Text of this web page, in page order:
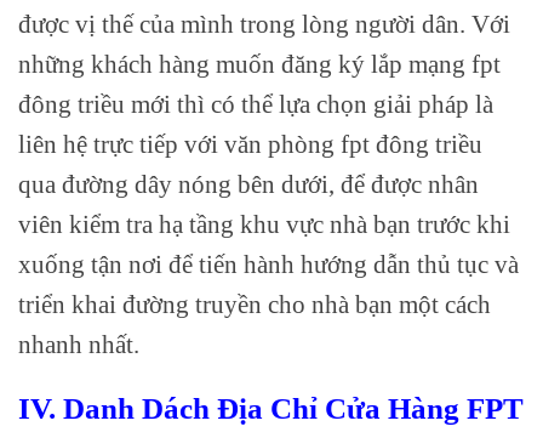
được vị thế của mình trong lòng người dân. Với
những khách hàng muốn đăng ký lắp mạng fpt
đông triều mới thì có thể lựa chọn giải pháp là
liên hệ trực tiếp với văn phòng fpt đông triều
qua đường dây nóng bên dưới, để được nhân
viên kiểm tra hạ tầng khu vực nhà bạn trước khi
xuống tận nơi để tiến hành hướng dẫn thủ tục và
triển khai đường truyền cho nhà bạn một cách
nhanh nhất.
IV. Danh Dách Địa Chỉ Cửa Hàng FPT